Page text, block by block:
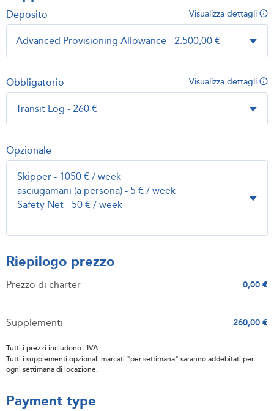
Visualizza dettagli
Deposito
Visualizza dettagli
Obbligatorio
Opzionale
Riepilogo prezzo
Prezzo di charter 0,00 €
Supplementi 260,00 €
Tutti i prezzi includono l'IVA
Tutti i supplementi opzionali marcati "per settimana" saranno addebitati per
ogni settimana di locazione.
Payment type